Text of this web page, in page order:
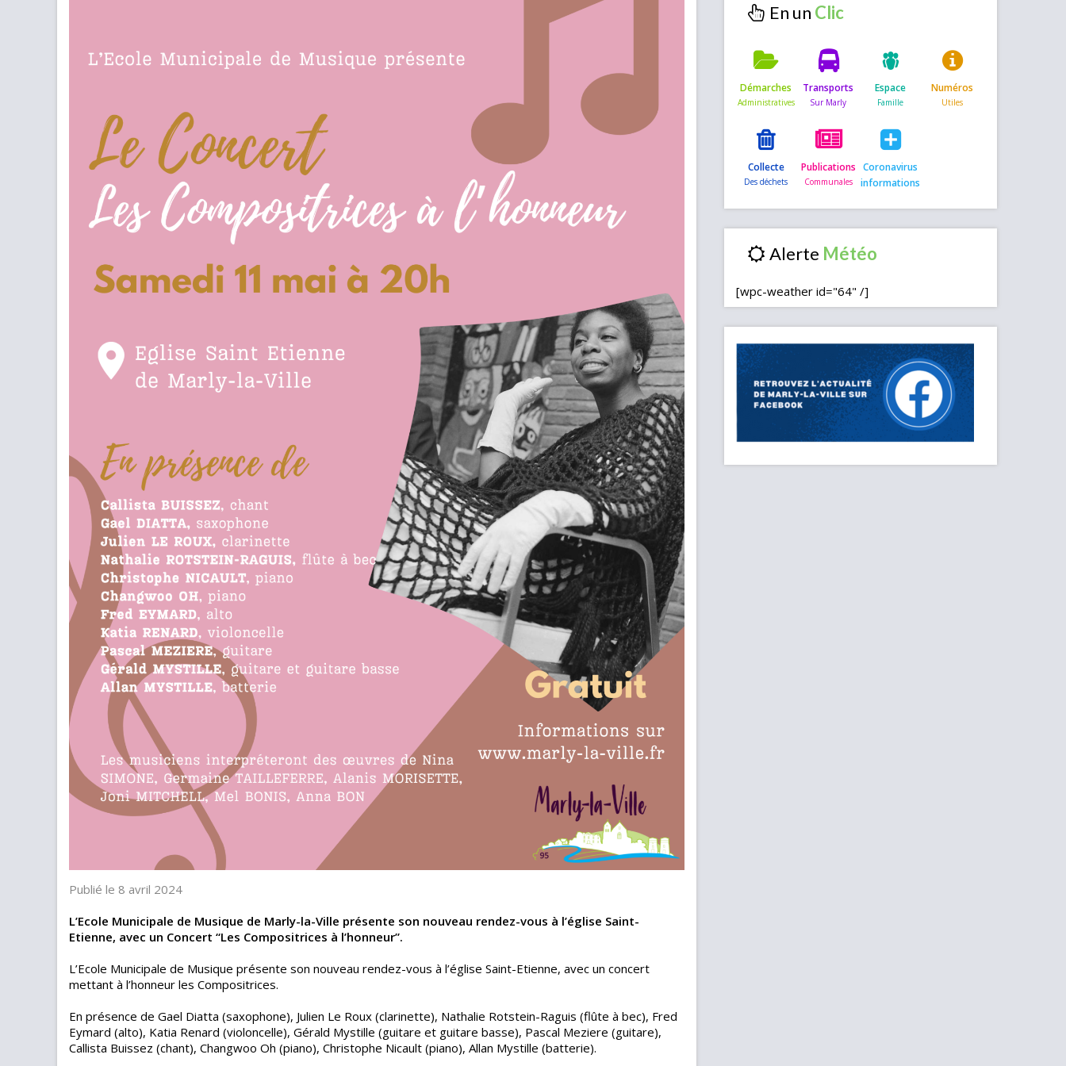
Publié le 8 avril 2024
L’Ecole Municipale de Musique de Marly-la-Ville présente son nouveau rendez-vous à l’église Saint-
Etienne, avec un Concert “Les Compositrices à l’honneur”.
L’Ecole Municipale de Musique présente son nouveau rendez-vous à l’église Saint-Etienne, avec un concert
mettant à l’honneur les Compositrices.
En présence de Gael Diatta (saxophone), Julien Le Roux (clarinette), Nathalie Rotstein-Raguis (flûte à bec), Fred
Eymard (alto), Katia Renard (violoncelle), Gérald Mystille (guitare et guitare basse), Pascal Meziere (guitare),
Callista Buissez (chant), Changwoo Oh (piano), Christophe Nicault (piano), Allan Mystille (batterie).
En un
Démarches Transports Espace Numéros
Collecte Publications Coronavirus
informations
Alerte
[wpc-weather id="64" /]